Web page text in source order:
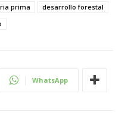
prima
desarrollo forestal
WhatsApp